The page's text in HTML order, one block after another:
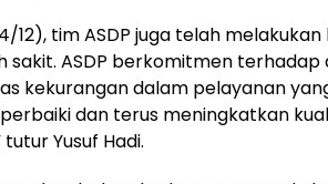
12), tim ASDP juga telah
sakit. ASDP berkomitmen
kekurangan dalam pelayanan
dan terus meningkatkan
Yusuf Hadi.